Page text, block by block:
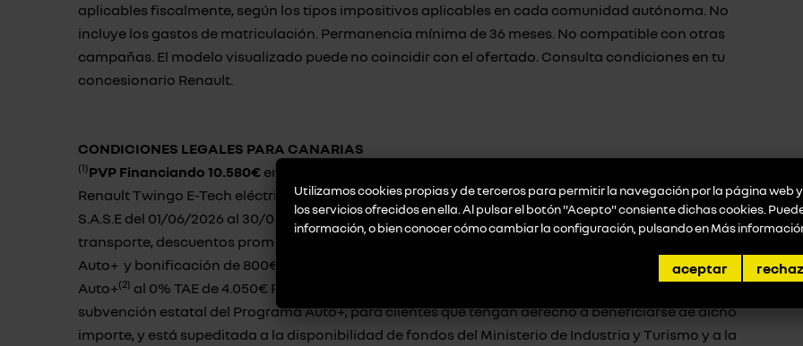
aplicables fiscalmente, según los tipos impositivos aplicables en cada comunidad autónoma. No
incluye los gastos de matriculación. Permanencia mínima de 36 meses. No compatible con otras
campañas. El modelo visualizado puede no coincidir con el ofertado. Consulta condiciones en tu
concesionario Renault.
CONDICIONES LEGALES PARA CANARIAS
(1)PVP Financiando 10.580€ en Canarias para particulares y autónomos que realicen un pedido de un
Renault Twingo E-Tech eléctrico evolution 60kW (80cv) y que financien con Preference de RCI Banque
S.A.S.E del 01/06/2026 al 30/06/2026. El precio indicado incluye IGIC, impuesto de matriculación,
transporte, descuentos promocionales, aportación del fabricante y RCI Banque S.A.S.E. al programa
Auto+ y bonificación de 800€ asociada al Plan CAE
. Dicho precio integra el Adelanto al programa
Auto+(2) al 0% TAE de 4.050€ Financiando con RCI Banque S.A.S.E. cuya cuantía se corresponde con la
subvención estatal del Programa Auto+, para clientes que tengan derecho a beneficiarse de dicho
importe, y está supeditada a la disponibilidad de fondos del Ministerio de Industria y Turismo y a la
Utilizamos cookies propias y de terceros para permitir la navegación por la página web
los servicios ofrecidos en ella. Al pulsar el botón "Acepto" consiente dichas cookies.
información, o bien conocer cómo cambiar la configuración, pulsando enMás
aceptar